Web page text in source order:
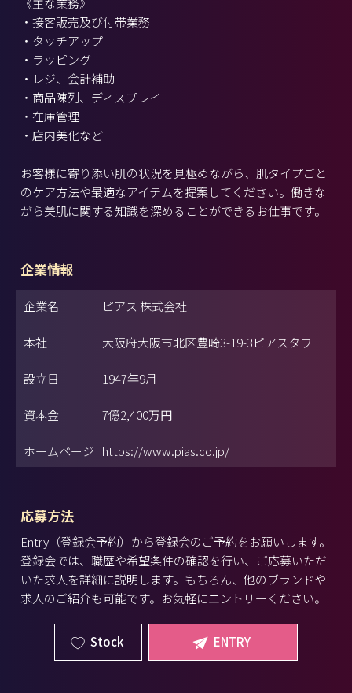
・接客販売及び付帯業務
・タッチアップ
・ラッピング
・レジ、会計補助
・商品陳列、ディスプレイ
・在庫管理
・店内美化など
お客様に寄り添い肌の状況を見極めながら、肌タイプごと
のケア方法や最適なアイテムを提案してください。働きな
がら美肌に関する知識を深めることができるお仕事です。
企業情報
企業名 ピアス 株式会社
本社 大阪府大阪市北区豊崎3-19-3ピアスタワー
設立日 1947年9月
資本金 7億2,400万円
ホームページ https://www.pias.co.jp/
応募方法
Entry（登録会予約）から登録会のご予約をお願いします。
登録会では、職歴や希望条件の確認を行い、ご応募いただ
いた求人を詳細に説明します。もちろん、他のブランドや
求人のご紹介も可能です。お気軽にエントリーください。
Stock ENTRY